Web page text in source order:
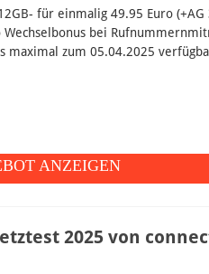
für einmalig 49.95 Euro (+AG
Wechselbonus bei
maximal zum 05.04.2025
ANZEIGEN
2025 von